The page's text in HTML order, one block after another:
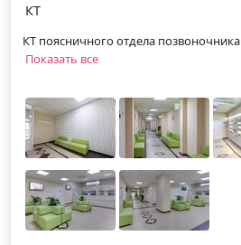
КТ
КТ поясничного отдела позвоночника
Показать все